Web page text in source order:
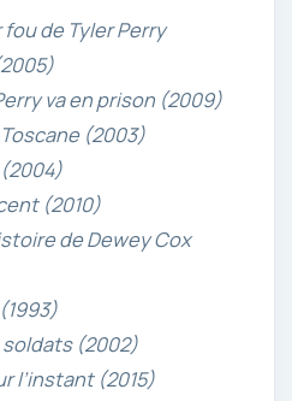
de Tyler Perry
va en prison (2009)
(2003)
(2010)
de Dewey Cox
(2002)
l’instant (2015)